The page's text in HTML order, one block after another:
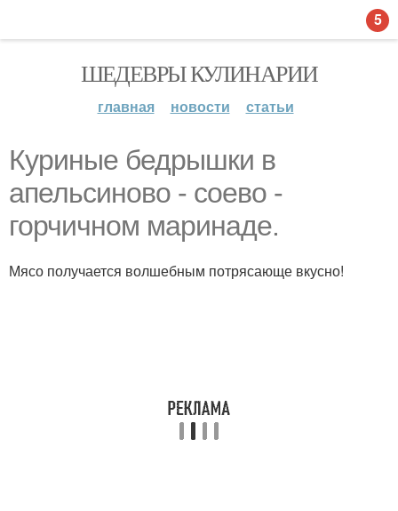
ШЕДЕВРЫ КУЛИНАРИИ
главная новости статьи
Куриные бедрышки в
апельсиново - соево -
горчичном маринаде.
Мясо получается волшебным потрясающе вкусно!
5